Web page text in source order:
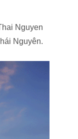
Nguyen
Nguyên.